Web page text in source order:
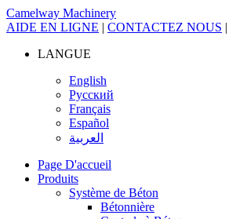
Camelway Machinery
AIDE EN LIGNE | CONTACTEZ NOUS |
LANGUE
English
Русский
Français
Español
العربية
Page D'accueil
Produits
Système de Béton
Bétonnière